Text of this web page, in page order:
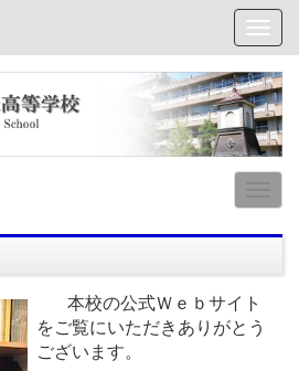
本校の公式Ｗｅｂサイト
をご覧にいただきありがとう
ございます。